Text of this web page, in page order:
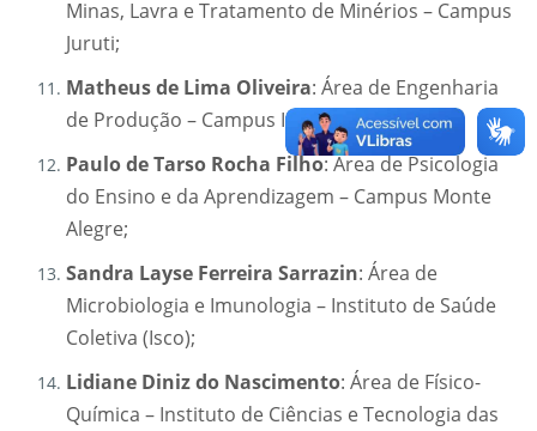
Minas, Lavra e Tratamento de Minérios – Campus
Juruti;
Matheus de Lima Oliveira: Área de Engenharia
de Produção – Campus Itaituba;
Paulo de Tarso Rocha Filho: Área de Psicologia
do Ensino e da Aprendizagem – Campus Monte
Alegre;
Sandra Layse Ferreira Sarrazin: Área de
Microbiologia e Imunologia – Instituto de Saúde
Coletiva (Isco);
⁠Lidiane Diniz do Nascimento: Área de Físico-
Química – Instituto de Ciências e Tecnologia das